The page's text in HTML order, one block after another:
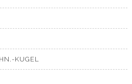
KUGEL